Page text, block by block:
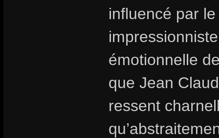
influencé par
émotionnelle
que Jean
ressent